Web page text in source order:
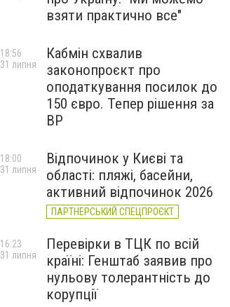
взяти практично все"
Кабмін схвалив
законопроєкт про
оподаткування посилок до
150 євро. Тепер рішення за
ВР
18:56
31 липня
Відпочинок у Києві та
області: пляжі, басейни,
активний відпочинок 2026
ПАРТНЕРСЬКИЙ СПЕЦПРОЄКТ
18:00
31 липня
Перевірки в ТЦК по всій
країні: Генштаб заявив про
нульову толерантність до
корупції
16:23
31 липня